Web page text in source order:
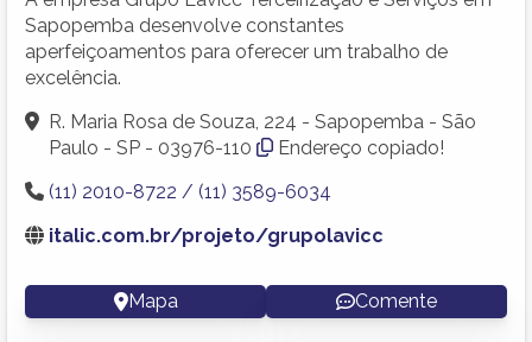
Sapopemba desenvolve constantes
aperfeiçoamentos para oferecer um trabalho de
excelência.
R. Maria Rosa de Souza, 224 - Sapopemba - São
Paulo - SP - 03976-110
Endereço copiado!
(11) 2010-8722 / (11) 3589-6034
italic.com.br/projeto/grupolavicc
Mapa Comente